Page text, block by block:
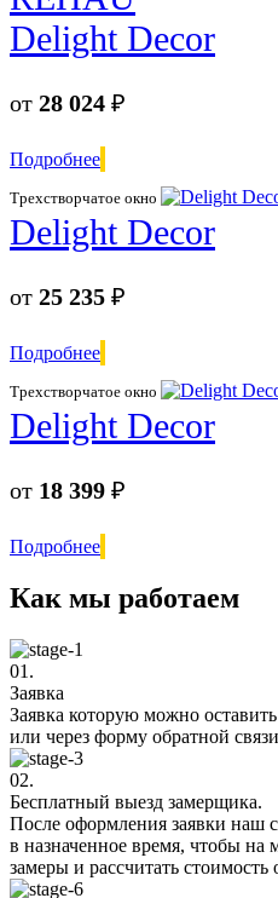
Delight Decor
от 28 024 ₽
Подробнее
Трехстворчатое окно
Delight Decor
от 25 235 ₽
Подробнее
Трехстворчатое окно
Delight Decor
от 18 399 ₽
Подробнее
Как мы работаем
01.
Заявка
Заявка которую можно
или через форму обратной
02.
Бесплатный выезд замерщика.
После оформления заявки наш
в назначенное время, чтобы на
замеры и рассчитать стоимость